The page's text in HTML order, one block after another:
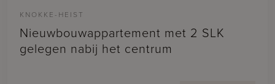
KNOKKE-HEIST
Nieuwbouwappartement met 2 SLK
gelegen nabij het centrum